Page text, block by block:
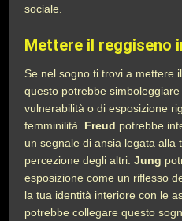
sociale.
Mettere il reggiseno
Se nel sogno ti trovi a mettere
questo potrebbe
vulnerabilità o di esposizione
femminilità. Freud potrebbe
un segnale di ansia legata alla
percezione degli altri.Jung
esposizione come un riflesso
la tua identità interiore con le
potrebbe collegare questo